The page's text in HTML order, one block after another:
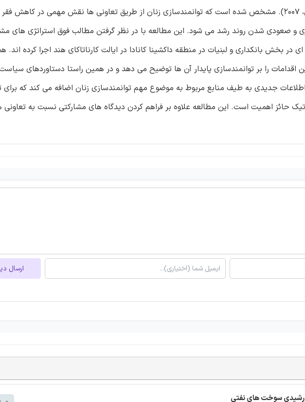
فروشنده در بازار کمک کرده اند (داش، 2007). مشخص شده است که توانمندسازی زنان از طریق تعاونی ها نقش مهمی در کاهش
و صعودی شدن روند رشد می شود. این مطالعه با در نظر گرفتن مطالب فوق استراتژی های
بخش بانکداری و لبنیات در منطقه داکشینا کانادا در ایالت کارناتاکای هند اجرا کرده اند.
اقدامات را بر توانمندسازی پایدار آن ها توضیح می دهد و در همین راستا دستاوردهای
اطلاعات جدیدی به طیف منابع مربوط به موضوع مهم توانمندسازی زنان اضافه می کند که برای
حائز اهمیت است. این مطالعه علاوه بر فراهم کردن دیدگاه های مشارکتی نسبت به تعاونی
ارسال
سوخت های نفتی